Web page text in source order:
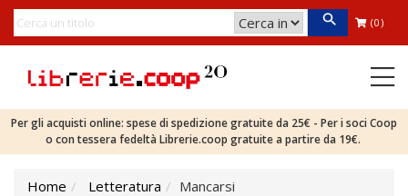
(0)
Per gli acquisti online: spese di spedizione gratuite da 25€ - Per i soci Coop
o con tessera fedeltà Librerie.coop gratuite a partire da 19€.
Home Letteratura Mancarsi